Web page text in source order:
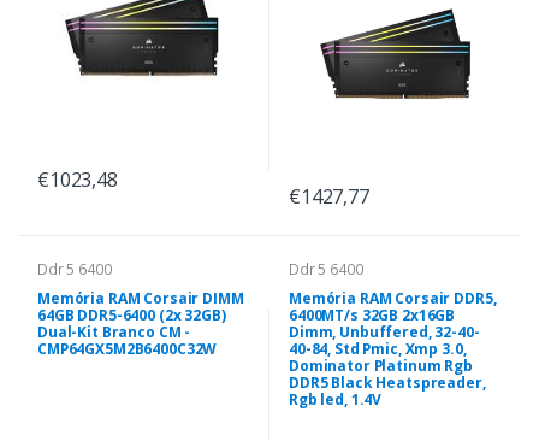
€1023,48
€1427,77
Ddr 5 6400
Memória RAM Corsair DIMM
64GB DDR5-6400 (2x 32GB)
Dual-Kit Branco CM -
CMP64GX5M2B6400C32W
Ddr 5 6400
Memória RAM Corsair DDR5,
6400MT/s 32GB 2x16GB
Dimm, Unbuffered, 32-40-
40-84, Std Pmic, Xmp 3.0,
Dominator Platinum Rgb
DDR5 Black Heatspreader,
Rgb led, 1.4V